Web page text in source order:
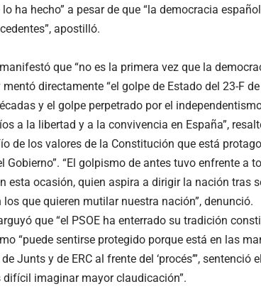
ha hecho” a pesar de que “la democracia
apostilló.
que “no es la primera vez que la
mentó directamente “el golpe de Estado del 23-F
y el golpe perpetrado por el
a la libertad y a la convivencia en España”,
de los valores de la Constitución que está
Gobierno”. “El golpismo de antes tuvo enfrente a
esta ocasión, quien aspira a dirigir la nación tras
que quieren mutilar nuestra nación”, denunció.
que “el PSOE ha enterrado su tradición
“puede sentirse protegido porque está en las
Junts y de ERC al frente del ‘procés’”,
difícil imaginar mayor claudicación”.